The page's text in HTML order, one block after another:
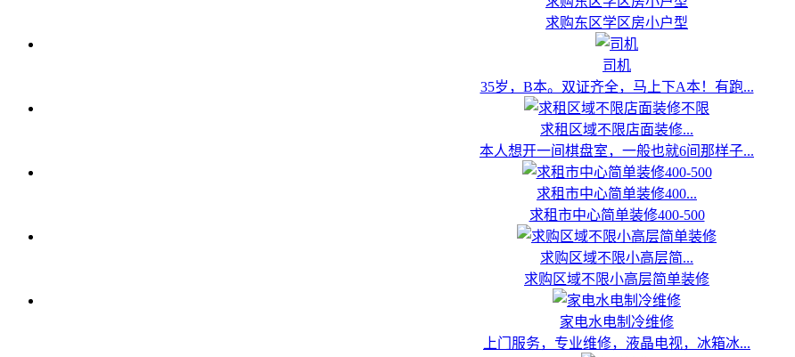
求购东区学区房小户型
司机
35岁，B本。双证齐全，马上下A本！有跑...
求租区域不限店面装修...
本人想开一间棋盘室，一般也就6间那样子...
求租市中心简单装修400...
求租市中心简单装修400-500
求购区域不限小高层简...
求购区域不限小高层简单装修
家电水电制冷维修
上门服务，专业维修，液晶电视，冰箱冰...